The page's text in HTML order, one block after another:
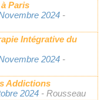
Paris
2024 -
Intégrative du
2024 -
Addictions
2024 - Rousseau